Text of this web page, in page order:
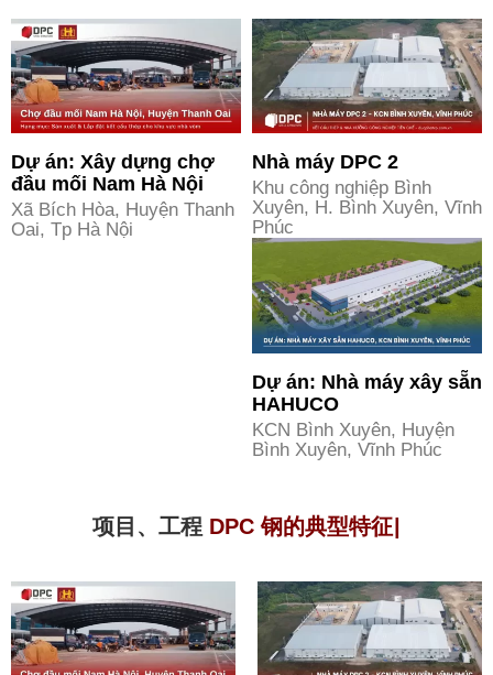
Dự án: Xây dựng chợ
đầu mối Nam Hà Nội
Xã Bích Hòa, Huyện Thanh
Oai, Tp Hà Nội
Nhà máy DPC 2
Khu công nghiệp Bình
Xuyên, H. Bình Xuyên, Vĩnh
Phúc
Dự án: Nhà máy xây sẵn
HAHUCO
KCN Bình Xuyên, Huyện
Bình Xuyên, Vĩnh Phúc
项目、工程DPC|